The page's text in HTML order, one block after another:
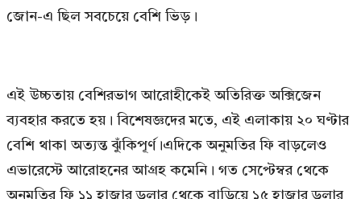
জোন-এ ছিল সবচেয়ে বেশি ভিড়।
এই উচ্চতায় বেশিরভাগ আরোহীকেই অতিরিক্ত অক্সিজেন
ব্যবহার করতে হয়। বিশেষজ্ঞদের মতে, এই এলাকায় ২০ ঘণ্টার
বেশি থাকা অত্যন্ত ঝুঁকিপূর্ণ।এদিকে অনুমতির ফি বাড়লেও
এভারেস্টে আরোহনের আগ্রহ কমেনি। গত সেপ্টেম্বর থেকে
অনুমতির ফি ১১ হাজার ডলার থেকে বাড়িয়ে ১৫ হাজার ডলার